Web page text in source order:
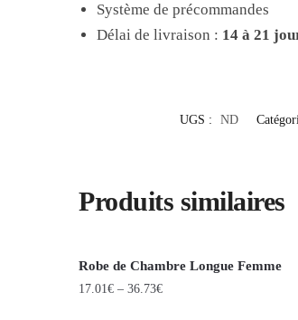
Système de précommandes
Délai de livraison : 14 à 21
UGS : ND
Produits similaires
Robe de Chambre Longue Femme
17.01€ –36.73€